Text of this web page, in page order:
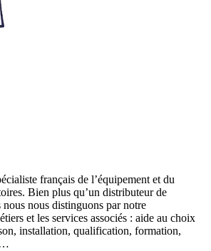
français de l’équipement et du
Bien plus qu’un distributeur de
nous distinguons par notre
et les services associés : aide au choix
installation, qualification, formation,